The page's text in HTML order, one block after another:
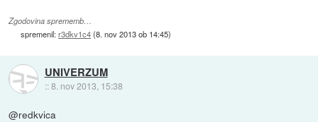
Zgodovina sprememb…
spremenil:r3dkv1c4(8. nov 2013 ob 14:45)
UNIVERZUM
::8. nov 2013, 15:38
@redkvica